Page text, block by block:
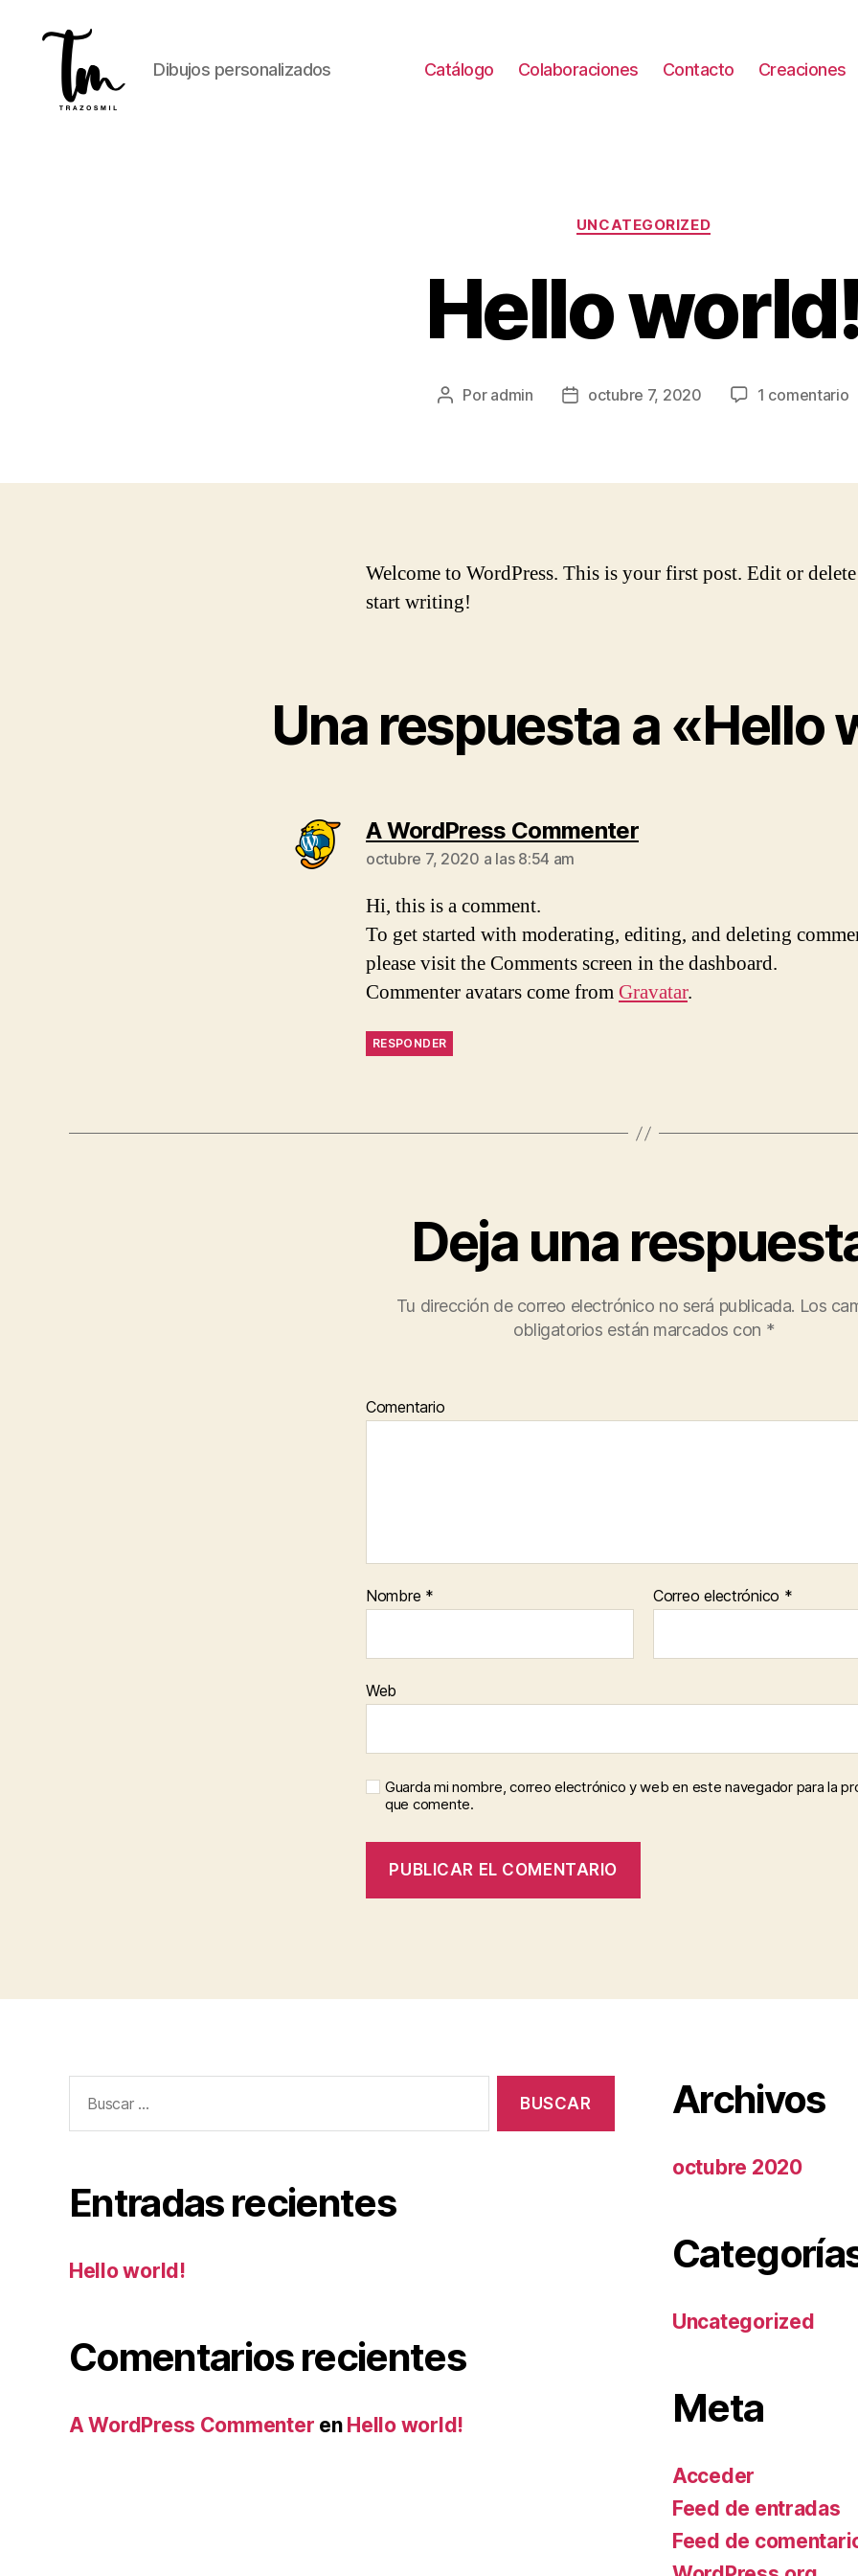
Dibujos personalizados Catálogo Colaboraciones Contacto Creaciones
Categorías
UNCATEGORIZED
Hello
Autor
Por admin
Fechaoctubre 7, 2020 1 comentario
Welcome to WordPress. This is your first post. Edit or
start writing!
Una respuesta a «Hello
A WordPress Commenterdice:
octubre 7, 2020 a las 8:54 am
Hi, this is a comment.
To get started with moderating, editing, and deleting
please visit the Comments screen in the dashboard.
Commenter avatars come from Gravatar.
RESPONDER
Deja una
Tu dirección de correo electrónico no será publicada. Los
obligatorios están marcados con *
Comentario
Nombre * Correo electrónico *
Web
Guarda mi nombre, correo electrónico y web en este navegador para la
que comente.
Entradas recientes
Hello world!
Comentarios recientes
A WordPress Commenter en Hello world!
Archivos
octubre 2020
Uncategorized
Meta
Acceder
Feed de entradas
Feed de